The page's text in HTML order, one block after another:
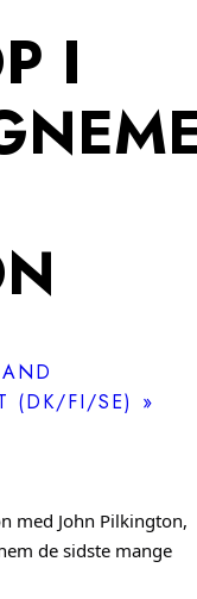
I
(DK/FI/SE) »
med John Pilkington,
de sidste mange